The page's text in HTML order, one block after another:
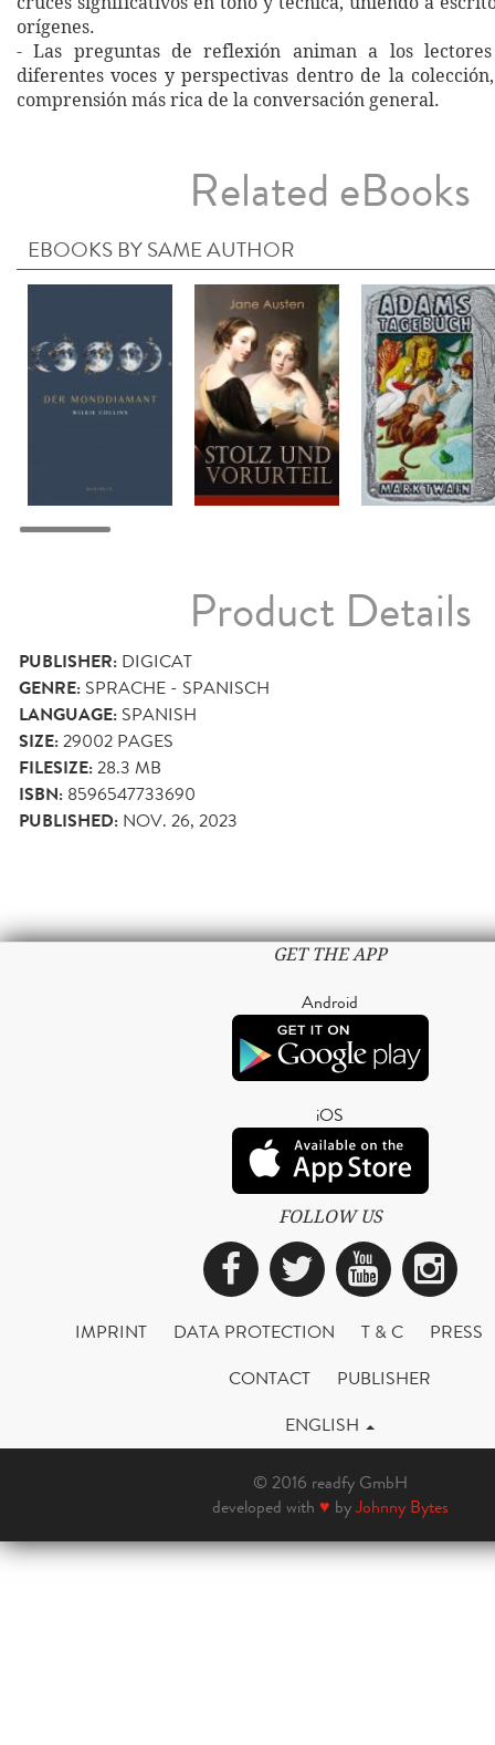
orígenes.
- Las preguntas de reflexión animan a los
diferentes voces y perspectivas dentro de la
comprensión más rica de la conversación general.
Related eBooks
EBOOKS BY SAME AUTHOR
Product Details
PUBLISHER: DIGICAT
GENRE: SPRACHE - SPANISCH
LANGUAGE: SPANISH
SIZE:29002 PAGES
FILESIZE:28.3 MB
ISBN: 8596547733690
PUBLISHED: NOV. 26, 2023
GET THE APP
Android
iOS
FOLLOW US
Facebook
Twitter
IMPRINT DATA PROTECTION T & C
PRESS
CONTACT
PUBLISHER
ENGLISH
© 2016 readfy GmbH
developed with ♥ byJohnny Bytes